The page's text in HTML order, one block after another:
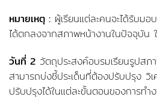
หมายเหตุ : ผู้เรียนแต่ละคนจะได้รับมอ
ได้ตกลงจากสภาพหน้างานในปัจจุบัน
วันที่ 2 วัตถุประสงค์อบรมเรียนรูปสภ
สามารถบ่งชี้ประเด็นที่ต้องปรับปรุง วิเ
ปรับปรุงได้ในแต่ละขั้นตอนของการทำ